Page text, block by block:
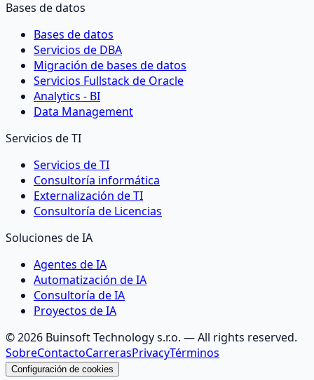
Bases de datos
Bases de datos
Servicios de DBA
Migración de bases de datos
Servicios Fullstack de Oracle
Analytics - BI
Data Management
Servicios de TI
Servicios de TI
Consultoría informática
Externalización de TI
Consultoría de Licencias
Soluciones de IA
Agentes de IA
Automatización de IA
Consultoría de IA
Proyectos de IA
©2026 Buinsoft Technology s.r.o. — All rights reserved.
SobreContactoCarrerasPrivacyTérminos
Configuración de cookies